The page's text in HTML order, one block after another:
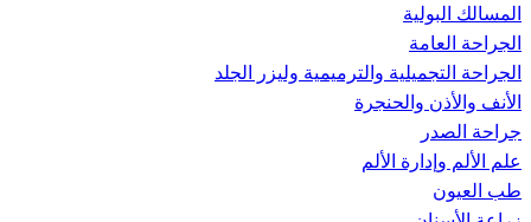
المسالك البولية
الجراحة العامة
الجراحة التجميلية والترميمية وليزر الجلد
الأنف والأذن والحنجرة
جراحة الصدر
علم الألم وإدارة الألم
طب العيون